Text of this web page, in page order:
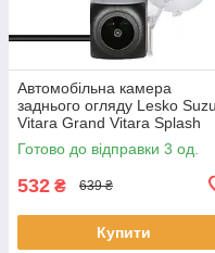
Автомобільна камера
заднього огляду Lesko
Vitara Grand Vitara Splash
SX4 Jimny (1502) 3 шт.
Готово до відправки 3 од.
532 ₴ 639 ₴
Купити